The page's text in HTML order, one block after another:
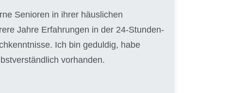
Senioren in ihrer häuslichen
Jahre Erfahrungen in der 24-Stunden-
Ich bin geduldig, habe
vorhanden.